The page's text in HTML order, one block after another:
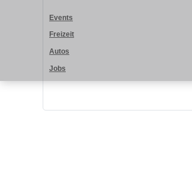
Events
Freizeit
Autos
Jobs